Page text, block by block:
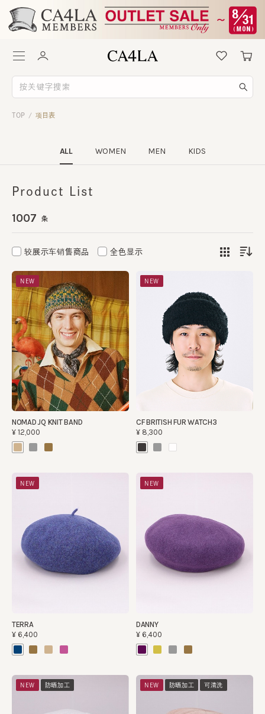
TOP / 项目表
ALL WOMEN MEN KIDS
Product List
1007 条
较展示车销售商品 全色显示
NEW
NOMAD JQ KNIT BAND
¥12,000
NEW
CF BRITISH FUR WATCH3
¥8,300
NEW
TERRA
¥6,400
NEW
DANNY
¥6,400
NEW 防晒加工 NEW 防晒加工 可清洗